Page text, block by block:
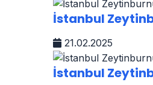
İstanbul
21.02.2025
İstanbul